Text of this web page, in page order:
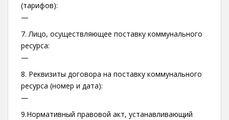
(тарифов):
—
7. Лицо, осуществляющее поставку коммунального
ресурса:
—
8. Реквизиты договора на поставку коммунального
ресурса (номер и дата):
—
9.Нормативный правовой акт, устанавливающий